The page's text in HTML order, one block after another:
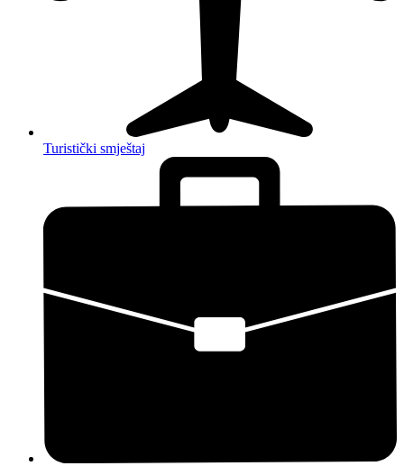
Turistički smještaj